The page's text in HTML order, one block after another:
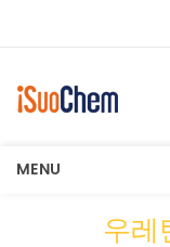
MENU
우